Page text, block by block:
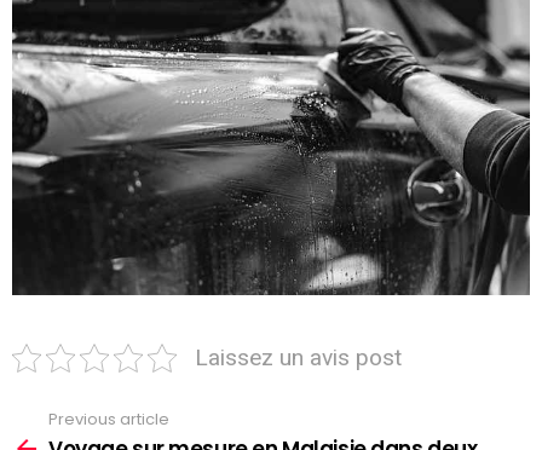
Laissez un avis post
more
Previous article